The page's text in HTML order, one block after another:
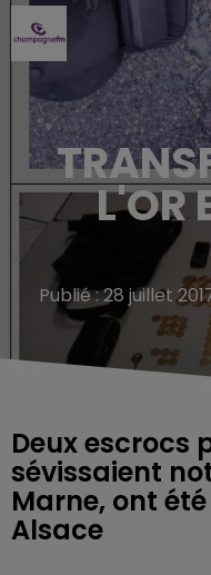
L'OR
Publié : 28 juillet
Deux escrocs
sévissaient
Marne, ont
Alsace